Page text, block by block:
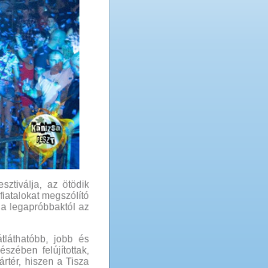
az ötödik
megszólító
legapróbbaktól az
jobb és
felújítottak,
hiszen a Tisza